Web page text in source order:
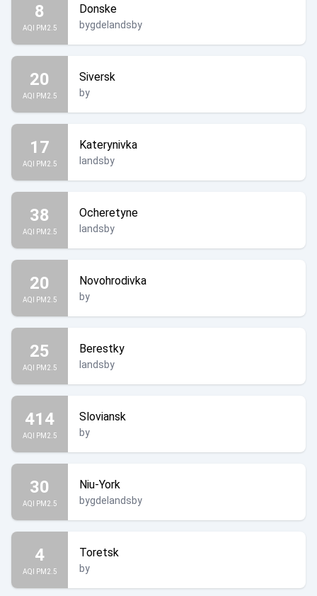
8
AQI PM2.5
Donske
bygdelandsby
20
AQI PM2.5
Siversk
by
17
AQI PM2.5
Katerynivka
landsby
38
AQI PM2.5
Ocheretyne
landsby
20
AQI PM2.5
Novohrodivka
by
25
AQI PM2.5
Berestky
landsby
414
AQI PM2.5
Sloviansk
by
30
AQI PM2.5
Niu-York
bygdelandsby
4
AQI PM2.5
Toretsk
by